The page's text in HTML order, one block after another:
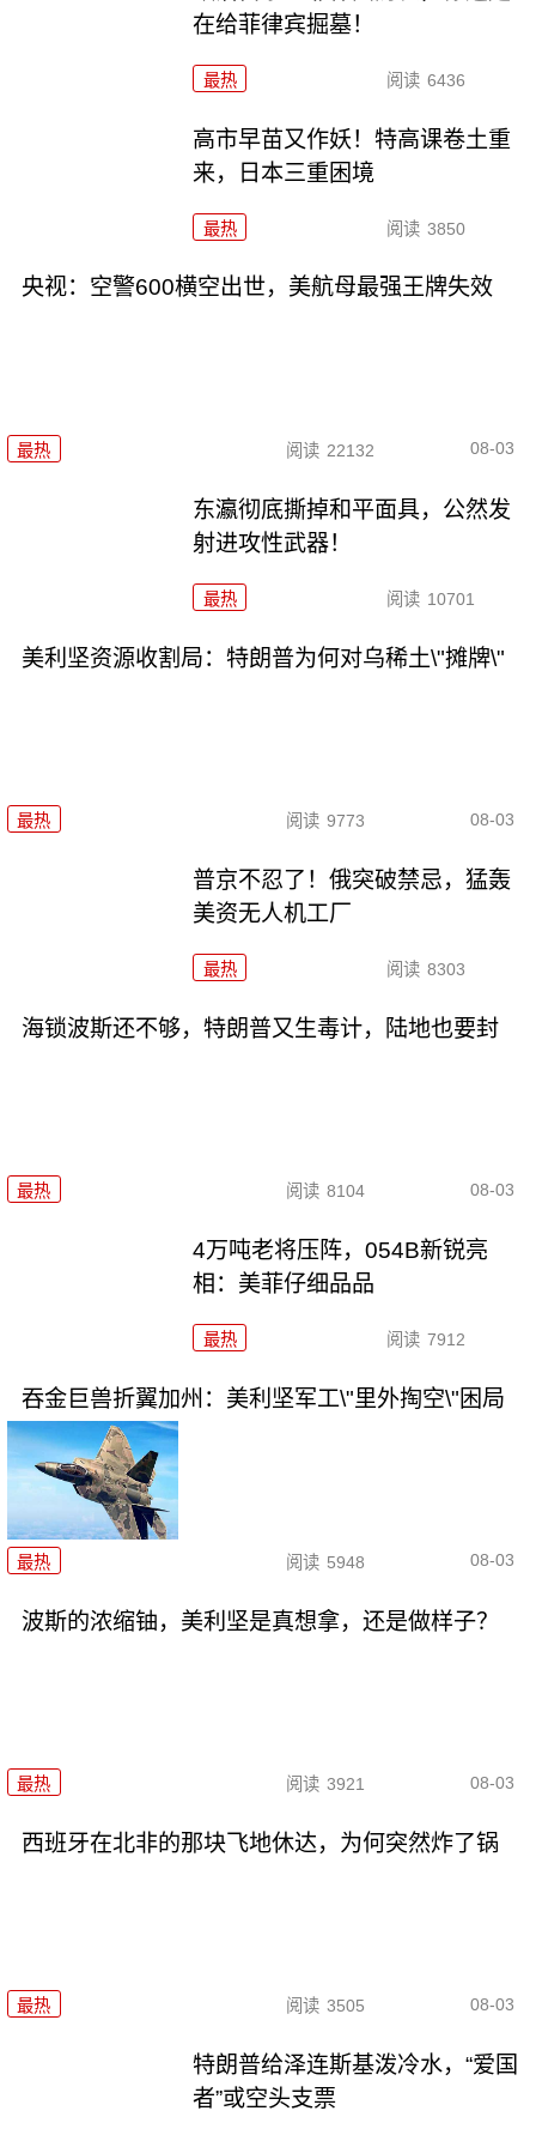
在给菲律宾掘墓！
最热 阅读 6436
高市早苗又作妖！特高课卷土重
来，日本三重困境
最热 阅读 3850
央视：空警600横空出世，美航母最强王牌失效
最热 阅读 22132 08-03
东瀛彻底撕掉和平面具，公然发
射进攻性武器！
最热 阅读 10701
美利坚资源收割局：特朗普为何对乌稀土\"摊牌\"
最热 阅读 9773 08-03
普京不忍了！俄突破禁忌，猛轰
美资无人机工厂
最热 阅读 8303
海锁波斯还不够，特朗普又生毒计，陆地也要封
最热 阅读 8104 08-03
4万吨老将压阵，054B新锐亮
相：美菲仔细品品
最热 阅读 7912
吞金巨兽折翼加州：美利坚军工\"里外掏空\"困局
最热 阅读 5948 08-03
波斯的浓缩铀，美利坚是真想拿，还是做样子？
最热 阅读 3921 08-03
西班牙在北非的那块飞地休达，为何突然炸了锅
最热 阅读 3505 08-03
特朗普给泽连斯基泼冷水，“爱国
者”或空头支票